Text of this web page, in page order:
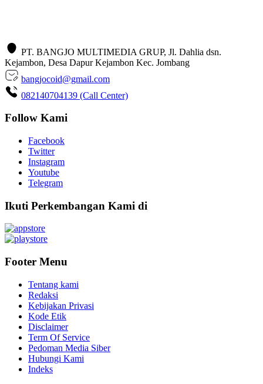
PT. BANGJO MULTIMEDIA GRUP, Jl. Dahlia dsn.
Kejambon, Desa Dapur Kejambon Kec. Jombang
bangjocoid@gmail.com
082140704139 (Call Center)
Follow Kami
Facebook
Twitter
Instagram
Youtube
Telegram
Ikuti Perkembangan Kami di
Footer Menu
Tentang kami
Redaksi
Kebijakan Privasi
Kode Etik
Disclaimer
Term Of Service
Pedoman Media Siber
Hubungi Kami
Indeks